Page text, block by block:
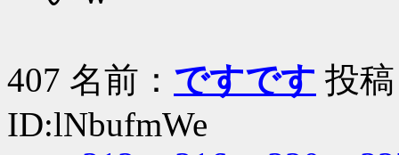
407 名前： ですです 投
ID:lNbufmWe